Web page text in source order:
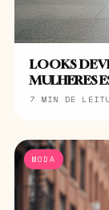
LOOKS DE
MULHERES
7 MIN DE
MODA